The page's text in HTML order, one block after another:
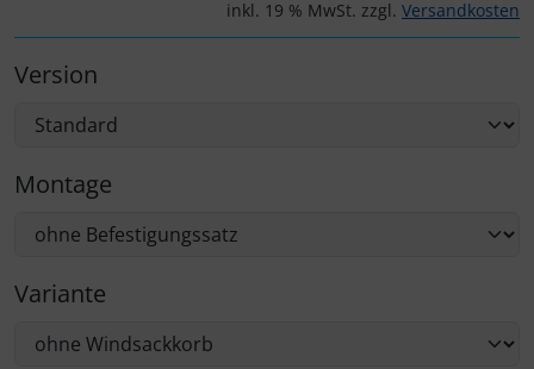
inkl. 19 % MwSt. zzgl. Versandkosten
Version
Montage
Variante
Instrumente
Mückenputzer
Navigation
Reifen, Schläuche und Co.
Sauerstoff, Gas und Feuer
Schlüsselanhänger
Schmuck
Taschen
Thermikhüte
3D Reliefkarten